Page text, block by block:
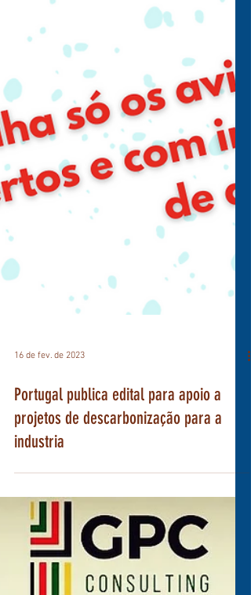
16 de fev. de 2023
Portugal publica edital para apoio a
projetos de descarbonização para a
industria